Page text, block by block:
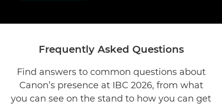
Frequently Asked Questions
Find answers to common questions about
Canon’s presence at IBC 2026, from what
you can see on the stand to how you can get